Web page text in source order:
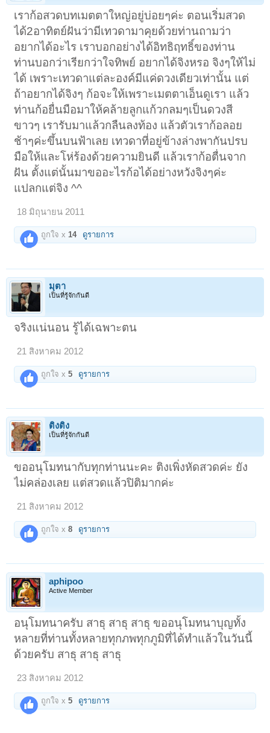
เราก้อสวดบทเมตตาใหญ่อยู่บ่อยๆค่ะ ตอนเริ่มสวด
ได้2อาทิตย์ฝันว่ามีเทวดามาคุยด้วยท่านถามว่า
อยากได้อะไร เราบอกอย่างได้อิทธิฤทธิ์ของท่าน
ท่านบอกว่าเรียกว่าใจทิพย์ อยากได้จิงหรอ จิงๆให้ไม่
ได้ เพราะเทวดาแต่ละองค์มีแค่ดวงเดียวเท่านั้น แต่
ถ้าอยากได้จิงๆ ก้อจะให้เพราะเมตตาเอ็นดูเรา แล้ว
ท่านก้อยื่นมือมาให้คล้ายลูกแก้วกลมๆเป็นดวงสี
ขาวๆ เรารับมาแล้วกลืนลงท้อง แล้วตัวเราก้อลอย
ช้าๆค่ะขึ้นบนฟ้าเลย เทวดาที่อยู่ข้างล่างพากันปรบ
มือให้และโห่ร้องด้วยความยินดี แล้วเราก้อตื่นจาก
ฝัน ตั้งแต่นั้นมาขออะไรก้อได้อย่างหวังจิงๆค่ะ
แปลกแต่จิง ^^
18 มิถุนายน 2011
ถูกใจ x 14 ดูรายการ
มุตา
เป็นที่รู้จักกันดี
จริงแน่นอน รู้ได้เฉพาะตน
21 สิงหาคม 2012
ถูกใจ x5 ดูรายการ
ติงติง
เป็นที่รู้จักกันดี
ขออนุโมทนากับทุกท่านนะคะ ติงเพิ่งหัดสวดค่ะ ยัง
ไม่คล่องเลย แต่สวดแล้วปิติมากค่ะ
21 สิงหาคม 2012
ถูกใจ x8 ดูรายการ
aphipoo
Active Member
อนุโมทนาครับ สาธุ สาธุ สาธุ ขออนุโมทนาบุญทั้ง
หลายที่ท่านทั้งหลายทุกภพทุกภูมิที่ได้ทำแล้วในวันนี้
ด้วยครับ สาธุ สาธุ สาธุ
23 สิงหาคม 2012
ถูกใจ x5 ดูรายการ